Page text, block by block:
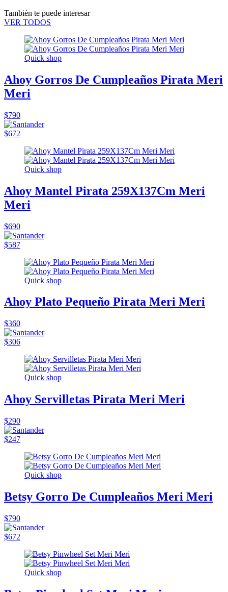
También te puede interesar
VER TODOS
Quick shop
Ahoy Gorros De Cumpleaños Pirata Meri
Meri
$790
$672
Quick shop
Ahoy Mantel Pirata 259X137Cm Meri
Meri
$690
$587
Quick shop
Ahoy Plato Pequeño Pirata Meri Meri
$360
$306
Quick shop
Ahoy Servilletas Pirata Meri Meri
$290
$247
Quick shop
Betsy Gorro De Cumpleaños Meri Meri
$790
$672
Quick shop